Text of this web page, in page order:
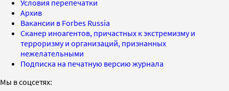
Условия перепечатки
Архив
Вакансии в Forbes Russia
Сканер иноагентов, причастных к экстремизму и
терроризму и организаций, признанных
нежелательными
Подписка на печатную версию журнала
Мы в соцсетях: